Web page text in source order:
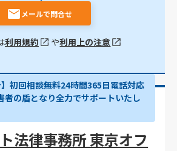
メールで問合せ
利用規約 や利用上の注意
】初回相談無料24時間365日電話対応
者の盾となり全力でサポートいたし
法律事務所 東京オフ